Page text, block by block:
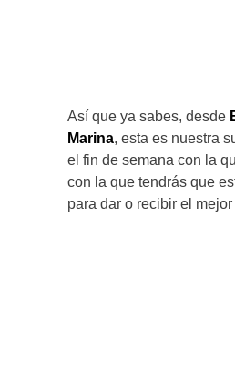
Así que ya sabes, desde
Marina, esta es nuestra
el fin de semana con la
con la que tendrás que
para dar o recibir el